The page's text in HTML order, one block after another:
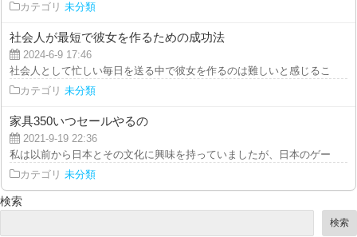
カテゴリ 未分類
社会人が最短で彼女を作るための成功法
2024-6-9 17:46
社会人として忙しい毎日を送る中で彼女を作るのは難しいと感じることも
カテゴリ 未分類
家具350いつセールやるの
2021-9-19 22:36
私は以前から日本とその文化に興味を持っていましたが、日本のゲーム業
カテゴリ 未分類
検索
検索